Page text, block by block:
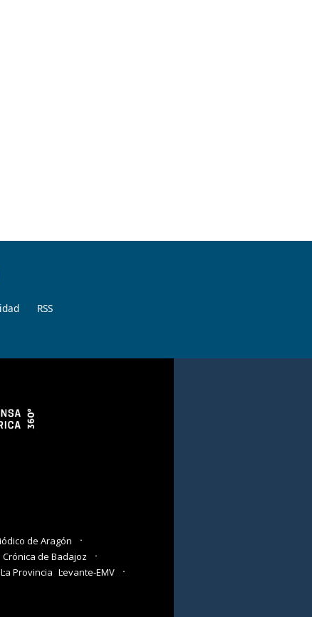
RSS
de Aragón
Crónica de Badajoz
La Provincia Levante-EMV